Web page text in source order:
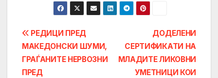
Post
navigation
ДОДЕЛЕНИ
СЕРТИФИКАТИ НА
МЛАДИТЕ ЛИКОВНИ
УМЕТНИЦИ КОИ
РЕДИЦИ ПРЕД
МАКЕДОНСКИ ШУМИ,
ГРАЃАНИТЕ НЕРВОЗНИ
ПРЕД